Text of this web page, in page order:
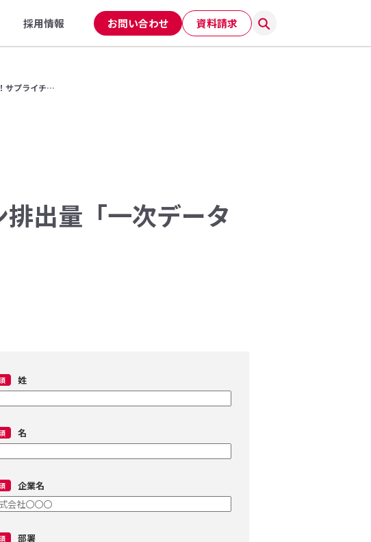
採用情報 お問い合わせ 資料請求
プライチェ...
出量「一次データ
姓
名
企業名
部署